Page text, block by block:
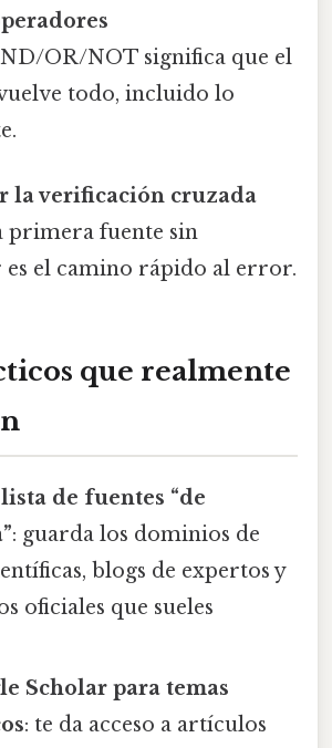
OR/NOT significa que el
todo, incluido lo
la verificación cruzada
primera fuente sin
el camino rápido al error.
que realmente
de fuentes “de
: guarda los dominios de
blogs de expertos y
oficiales que sueles
Scholar para temas
: te da acceso a artículos